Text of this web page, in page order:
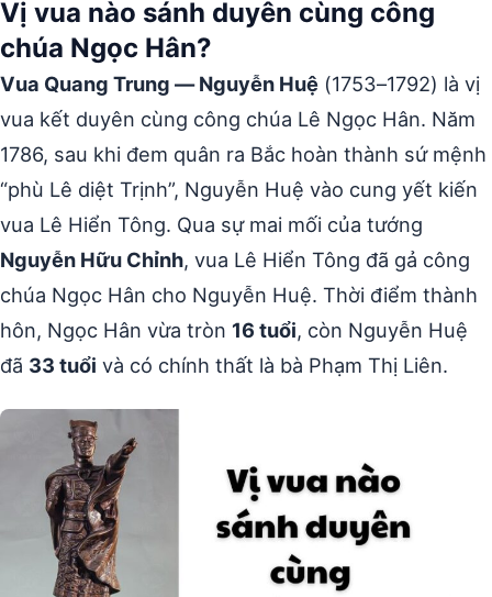
Vị vua nào sánh duyên cùng công
chúa Ngọc Hân?
Vua Quang Trung — Nguyễn Huệ (1753–1792) là vị
vua kết duyên cùng công chúa Lê Ngọc Hân. Năm
1786, sau khi đem quân ra Bắc hoàn thành sứ mệnh
“phù Lê diệt Trịnh”, Nguyễn Huệ vào cung yết kiến
vua Lê Hiển Tông. Qua sự mai mối của tướng
Nguyễn Hữu Chỉnh, vua Lê Hiển Tông đã gả công
chúa Ngọc Hân cho Nguyễn Huệ. Thời điểm thành
hôn, Ngọc Hân vừa tròn 16 tuổi, còn Nguyễn Huệ
đã 33 tuổi và có chính thất là bà Phạm Thị Liên.